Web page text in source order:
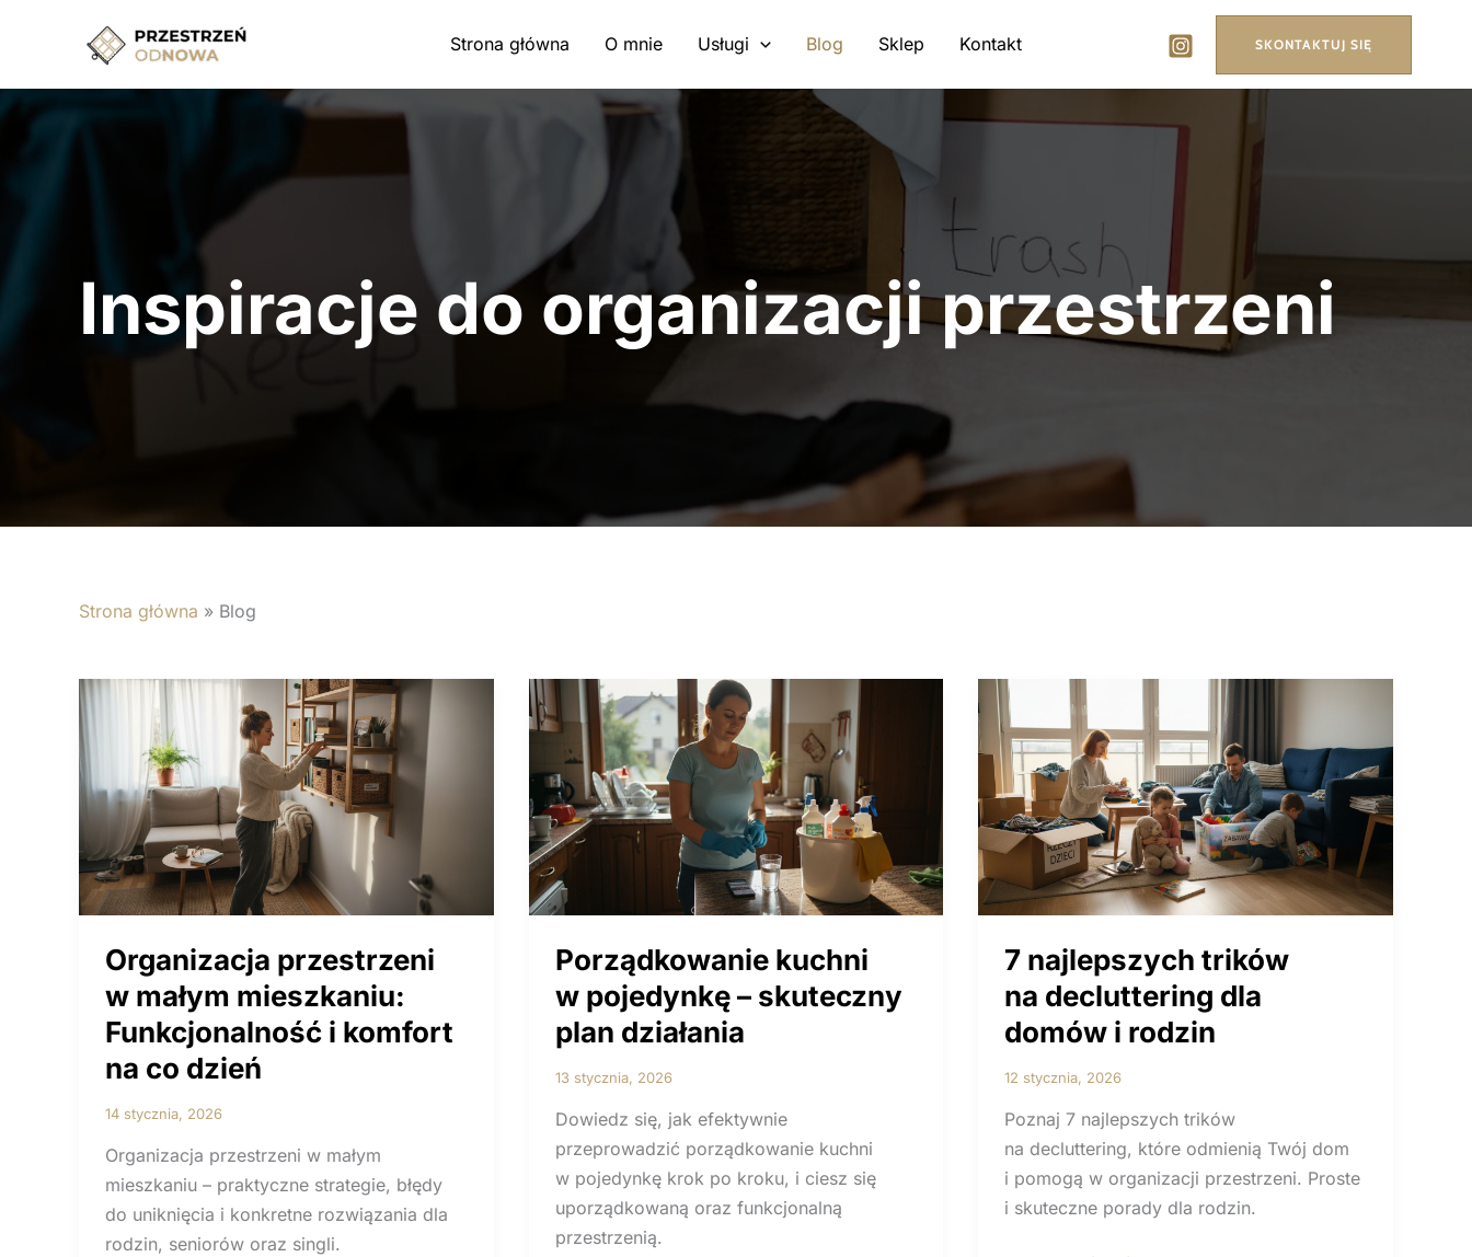
Strona główna O mnie Usługi Blog Sklep Kontakt SKONTAKTUJ SIĘ
Inspiracje do organizacji przestrzeni
Strona główna » Blog
Organizacja przestrzeni
w małym mieszkaniu:
Funkcjonalność i komfort
na co dzień
14 stycznia, 2026
Organizacja przestrzeni w małym
mieszkaniu – praktyczne strategie, błędy
do uniknięcia i konkretne rozwiązania dla
rodzin, seniorów oraz singli.
Porządkowanie kuchni
w pojedynkę – skuteczny
plan działania
13 stycznia, 2026
Dowiedz się, jak efektywnie
przeprowadzić porządkowanie kuchni
w pojedynkę krok po kroku, i ciesz się
uporządkowaną oraz funkcjonalną
przestrzenią.
7 najlepszych trików
na decluttering dla
domów i rodzin
12 stycznia, 2026
Poznaj 7 najlepszych trików
na decluttering, które odmienią Twój dom
i pomogą w organizacji przestrzeni. Proste
i skuteczne porady dla rodzin.